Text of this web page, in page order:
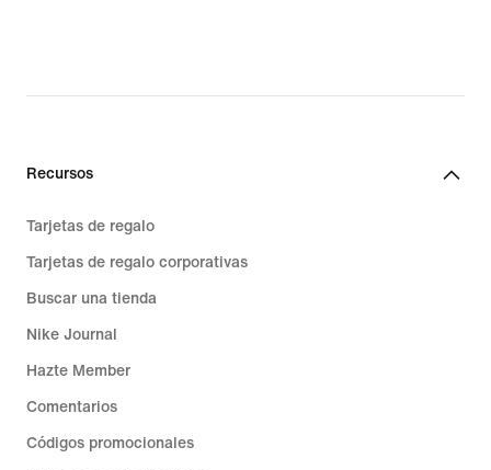
Recursos
Tarjetas de regalo
Tarjetas de regalo corporativas
Buscar una tienda
Nike Journal
Hazte Member
Comentarios
Códigos promocionales